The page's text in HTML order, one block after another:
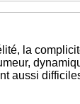
la
aussi